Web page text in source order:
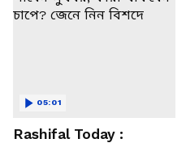
Rashifal Today :
05:01